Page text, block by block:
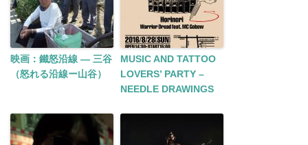
映画：鐵怒沿線 ― 三谷
（怒れる沿線ー山谷）
MUSIC AND TATTOO
LOVERS’ PARTY –
NEEDLE DRAWINGS